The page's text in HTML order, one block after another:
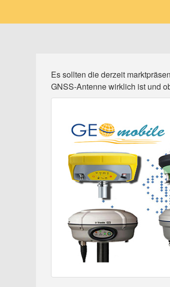
Es sollten die derzeit
GNSS-Antenne wirklich ist und